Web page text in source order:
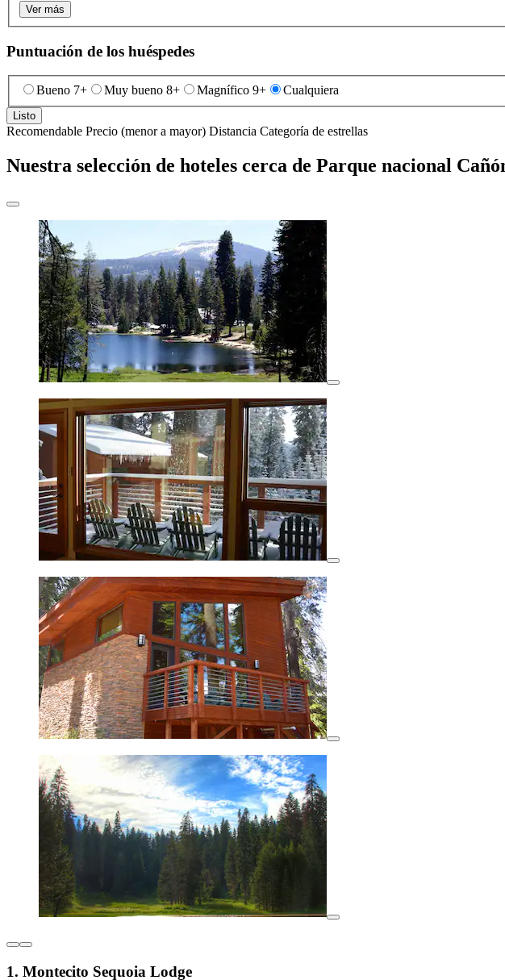
Ver más
Puntuación de los huéspedes
Bueno 7+ Muy bueno 8+ Magnífico 9+ Cualquiera
Listo
Recomendable Precio (menor a mayor) Distancia Categoría de estrellas
Nuestra selección de hoteles cerca de Parque nacional
1. Montecito Sequoia Lodge